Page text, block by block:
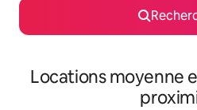
Locations moyenne